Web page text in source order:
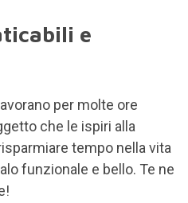
e
per molte ore
che le ispiri alla
tempo nella vita
funzionale e bello. Te ne